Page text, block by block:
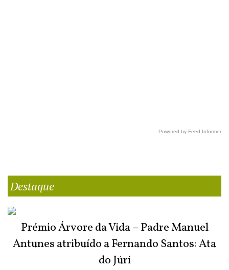
Powered by Feed Informer
Destaque
Prémio Árvore da Vida – Padre Manuel
Antunes atribuído a Fernando Santos: Ata
do Júri